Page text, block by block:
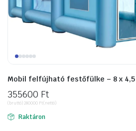
Mobil felfújható festőfülke – 8 x
355600 Ft
(bruttó)280000 Ft(nettó)
Raktáron